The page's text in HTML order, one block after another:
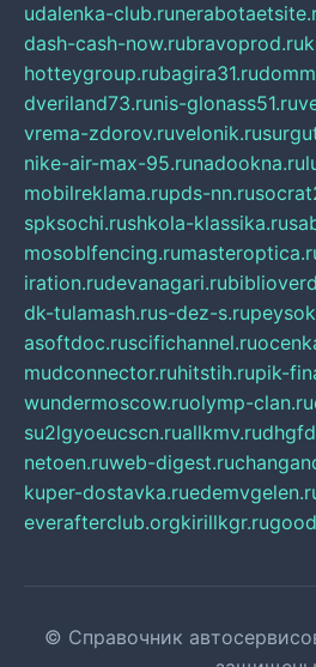
udalenka-club.ru
dash-cash-now.rubravoprod.ru
hotteygroup.rubagira31.ru
dveriland73.runis-glonass51.ru
vrema-zdorov.ruvelonik.ru
nike-air-max-95.runadookna.ru
mobilreklama.rupds-nn.ru
spksochi.rushkola-klassika.ru
mosoblfencing.ru
iration.rudevanagari.ru
dk-tulamash.rus-dez-s.ru
asoftdoc.ruscifichannel.ru
mudconnector.ruhitstih.rupik-
wundermoscow.ruolymp-clan.ru
su2lgyoeucscn.ruallkmv.ru
netoen.ruweb-digest.ru
kuper-dostavka.ru
everafterclub.orgkirillkgr.ru
© Справочник